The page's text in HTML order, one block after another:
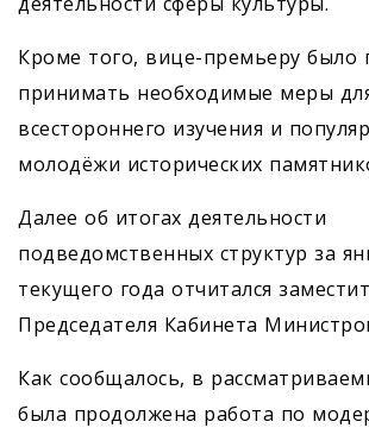
Кроме того, вице-премьеру было
принимать необходимые меры
всестороннего изучения и
молодёжи исторических
Далее об итогах деятельности
подведомственных структур за
текущего года отчитался
Председателя Кабинета
Как сообщалось, в
была продолжена работа по